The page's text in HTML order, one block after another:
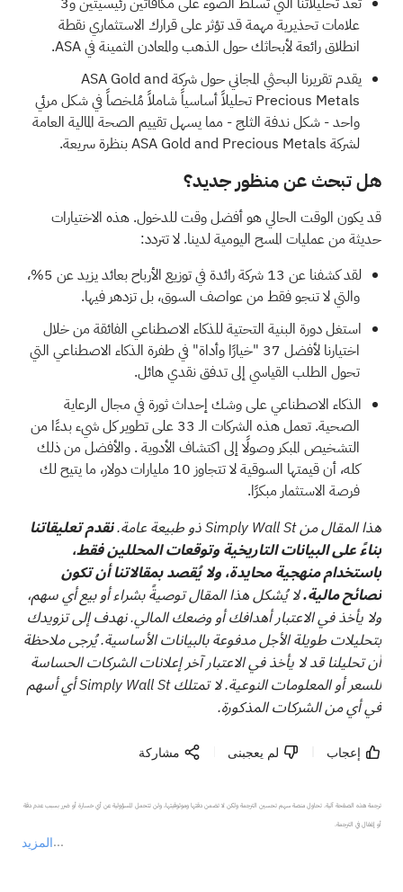
علامات تحذيرية مهمةقد تؤثر على قرارك الاستثماري نقطة
انطلاق رائعة لأبحاثك حول الذهب والمعادن الثمينة في ASA.
يقدم
تقريرنا البحثي المجاني حول شركة ASA Gold and
Precious Metals تحليلاً أساسياً شاملاً مُلخصاً في شكل مرئي
واحد - شكل ندفة الثلج - مما يسهل تقييم الصحة المالية العامة
لشركة ASA Gold and Precious Metals بنظرة سريعة.
هل تبحث عن منظور جديد؟
قد يكون الوقت الحالي هو أفضل وقت للدخول. هذه الاختيارات
حديثة من عمليات المسح اليومية لدينا. لا تتردد:
لقد كشفنا عن 13 شركة رائدة في توزيع الأرباح
بعائد يزيد عن 5%،
والتي لا تنجو فقط من عواصف السوق، بل تزدهر فيها.
استغل دورة البنية التحتية للذكاء الاصطناعي الفائقة من خلال
اختيارنا لأفضل 37 "خيارًا وأداة" في طفرة الذكاء الاصطناعي
التي
تحول الطلب القياسي إلى تدفق نقدي هائل.
الذكاء الاصطناعي على وشك إحداث ثورة في مجال الرعاية
الصحية.
تعمل هذه الشركات الـ 33 على تطوير كل شيء بدءًا من
التشخيص المبكر وصولًا إلى اكتشاف الأدوية. والأفضل من ذلك
كله، أن قيمتها السوقية لا تتجاوز 10 مليارات دولار، ما يتيح لك
فرصة الاستثمار مبكرًا.
هذا المقال من Simply Wall St ذو طبيعة عامة.
نقدم تعليقاتنا
بناءً على البيانات التاريخية وتوقعات المحللين فقط،
باستخدام منهجية محايدة، ولا يُقصد بمقالاتنا أن تكون
نصائح مالية.لا يُشكل هذا المقال توصيةً بشراء أو بيع أي سهم،
ولا يأخذ في الاعتبار أهدافك أو وضعك المالي. نهدف إلى تزويدك
بتحليلات طويلة الأجل مدفوعة بالبيانات الأساسية. يُرجى ملاحظة
أن تحليلنا قد لا يأخذ في الاعتبار آخر إعلانات الشركات الحساسة
للسعر أو المعلومات النوعية. لا تمتلك Simply Wall St أي أسهم
في أي من الشركات المذكورة.
إعجاب لم يعجبنى مشاركة
المزيد
ترجمة هذه الصفحة آلية. تحاول منصة سهم تحسين الترجمة ولكن لا تضمن دقتها وموثوقيتها، ولن تتحمل المسؤولية عن أي خسارة أو ضرر بسبب عدم دقة
أو إغفال في الترجمة.